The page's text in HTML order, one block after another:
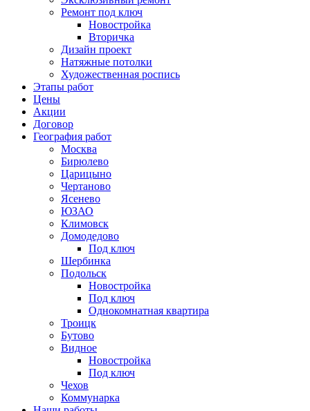
Ремонт под ключ
Новостройка
Вторичка
Дизайн проект
Натяжные потолки
Художественная роспись
Этапы работ
Цены
Акции
Договор
География работ
Москва
Бирюлево
Царицыно
Чертаново
Ясенево
ЮЗАО
Климовск
Домодедово
Под ключ
Шербинка
Подольск
Новостройка
Под ключ
Однокомнатная квартира
Троицк
Бутово
Видное
Новостройка
Под ключ
Чехов
Коммунарка